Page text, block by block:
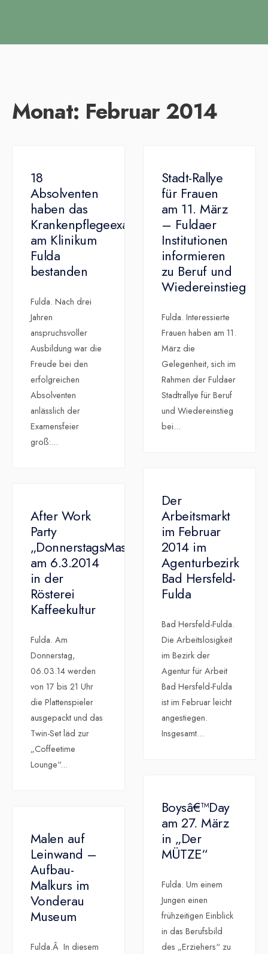
Monat: Februar 2014
18
Absolventen
haben das
Krankenpflegeexamen
am Klinikum
Fulda
bestanden
Fulda. Nach drei
Jahren
anspruchsvoller
Ausbildung war die
Freude bei den
erfolgreichen
Absolventen
anlässlich der
Examensfeier
groß:...
Stadt-Rallye
für Frauen
am 11. März
– Fuldaer
Institutionen
informieren
zu Beruf und
Wiedereinstieg
Fulda. Interessierte
Frauen haben am 11.
März die
Gelegenheit, sich im
Rahmen der Fuldaer
Stadtrallye für Beruf
und Wiedereinstieg
bei...
Der
Arbeitsmarkt
im Februar
2014 im
Agenturbezirk
Bad Hersfeld-
Fulda
Bad Hersfeld-Fulda.
Die Arbeitslosigkeit
im Bezirk der
Agentur für Arbeit
Bad Hersfeld-Fulda
ist im Februar leicht
angestiegen.
Insgesamt...
After Work
Party
„DonnerstagsMasche“
am 6.3.2014
in der
Rösterei
Kaffeekultur
Fulda. Am
Donnerstag,
06.03.14 werden
von 17 bis 21 Uhr
die Plattenspieler
ausgepackt und das
Twin-Set läd zur
„Coffeetime
Lounge“...
Boysâ€™Day
am 27. März
in „Der
MÜTZE“
Fulda. Um einem
Jungen einen
frühzeitigen Einblick
in das Berufsbild
des „Erziehers“ zu
Malen auf
Leinwand –
Aufbau-
Malkurs im
Vonderau
Museum
Fulda.Â In diesem